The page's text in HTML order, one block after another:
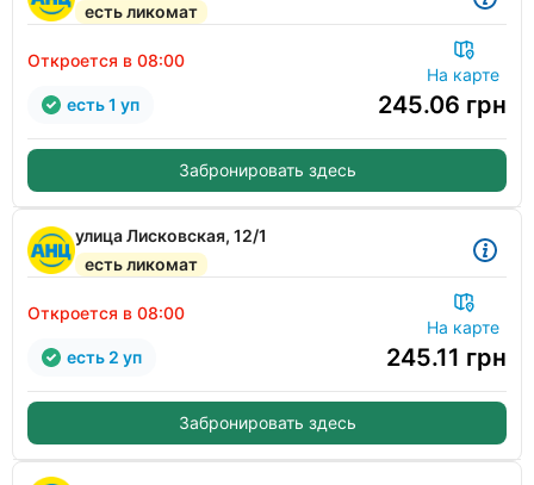
есть ликомат
Откроется в 08:00
На карте
245.06 грн
есть 1 уп
Забронировать здесь
улица Лисковская, 12/1
есть ликомат
Откроется в 08:00
На карте
245.11 грн
есть 2 уп
Забронировать здесь